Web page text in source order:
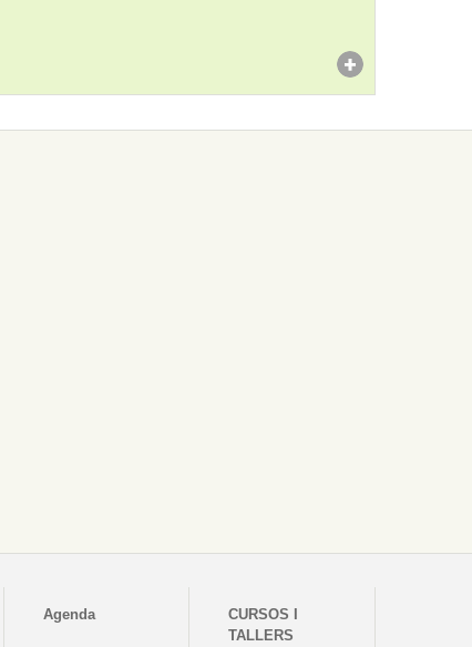
Agenda
CURSOS I
TALLERS